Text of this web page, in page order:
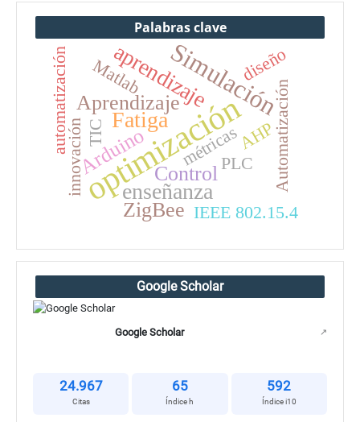
Palabras clave
optimización
Simulación
Fatiga
enseñanza
aprendizaje
Arduino
ZigBee
Aprendizaje
Control
métricas
IEEE 802.15.4
TIC
innovación Automatización
PLC
AHP
Matlab diseño
automatización
Google Scholar
Google Scholar ↗
24.967
Citas
65
Índice h
592
Índice i10